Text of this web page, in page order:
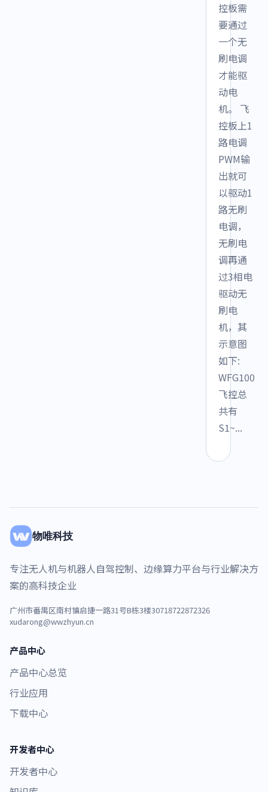
控板需
要通过
一个无
刷电调
才能驱
动电
机。 飞
控板上1
路电调
PWM输
出就可
以驱动1
路无刷
电调，
无刷电
调再通
过3相电
驱动无
刷电
机，其
示意图
如下:
WFG100
飞控总
共有
S1~...
物唯科技
专注无人机与机器人自驾控制、边缘算力平台与行业解决方
案的高科技企业
广州市番禺区南村镇启捷一路31号B栋3楼30718722872326
xudarong@wwzhyun.cn
产品中心
产品中心总览
行业应用
下载中心
开发者中心
开发者中心